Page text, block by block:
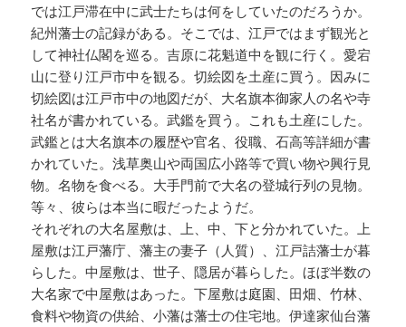
では江戸滞在中に武士たちは何をしていたのだろうか。
紀州藩士の記録がある。そこでは、江戸ではまず観光と
して神社仏閣を巡る。吉原に花魁道中を観に行く。愛宕
山に登り江戸市中を観る。切絵図を土産に買う。因みに
切絵図は江戸市中の地図だが、大名旗本御家人の名や寺
社名が書かれている。武鑑を買う。これも土産にした。
武鑑とは大名旗本の履歴や官名、役職、石高等詳細が書
かれていた。浅草奥山や両国広小路等で買い物や興行見
物。名物を食べる。大手門前で大名の登城行列の見物。
等々、彼らは本当に暇だったようだ。
それぞれの大名屋敷は、上、中、下と分かれていた。上
屋敷は江戸藩庁、藩主の妻子（人質）、江戸詰藩士が暮
らした。中屋敷は、世子、隠居が暮らした。ほぼ半数の
大名家で中屋敷はあった。下屋敷は庭園、田畑、竹林、
食料や物資の供給、小藩は藩士の住宅地。伊達家仙台藩